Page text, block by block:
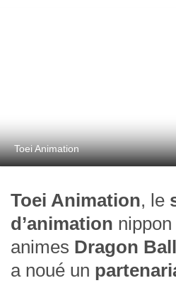
Toei Animation
Toei Animation, le
d’animation
animes Dragon Ball
a noué un